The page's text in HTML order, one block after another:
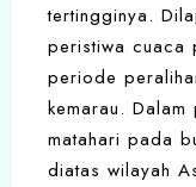
tertingginya.
peristiwa cuaca
periode
kemarau.
matahari pada
diatas wilayah